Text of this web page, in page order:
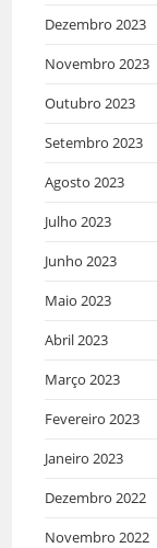
Dezembro 2023
Novembro 2023
Outubro 2023
Setembro 2023
Agosto 2023
Julho 2023
Junho 2023
Maio 2023
Abril 2023
Março 2023
Fevereiro 2023
Janeiro 2023
Dezembro 2022
Novembro 2022